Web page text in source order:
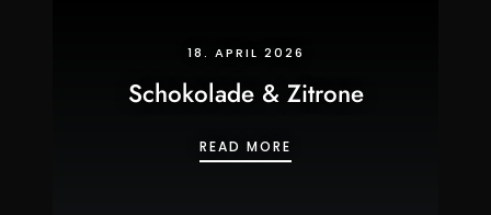
18. APRIL 2026
Schokolade & Zitrone
READ MORE